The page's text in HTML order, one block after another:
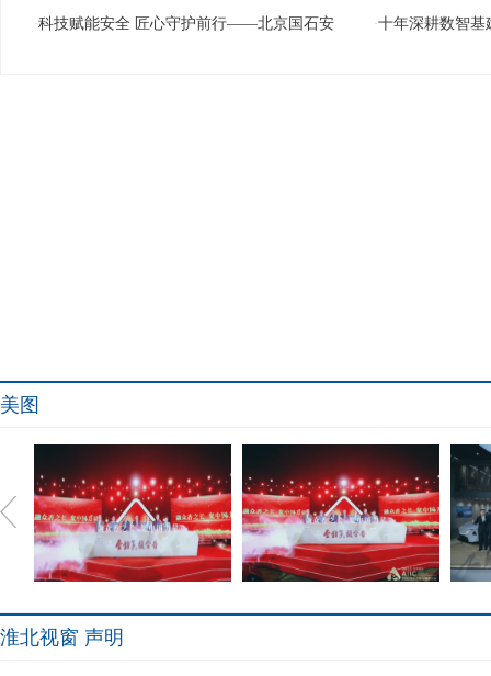
·科技赋能安全 匠心守护前行——北京国石安 ·十年深耕数智基
美图
淮北视窗 声明